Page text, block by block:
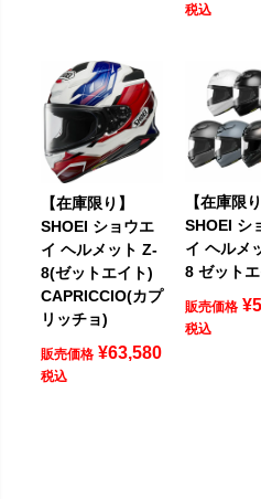
税込
【在庫限り】
SHOEI ショウエ
イ ヘルメット Z-
8(ゼットエイト)
CAPRICCIO(カプ
リッチョ)
販売価格 ¥63,580
税込
【在庫限り
SHOEI シ
イ ヘルメ
8 ゼット
販売価格 ¥
税込